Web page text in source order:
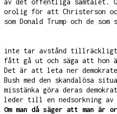
av det offentliga samtalet.
orolig för att Christerson
som Donald Trump och de som
inte tar avstånd tillräckligt
fått gå ut och säga att hon
Det är att leta ner
Bush med den skandalösa
misstänka göra deras
leder till en nedsorkning
Om man då säger att man